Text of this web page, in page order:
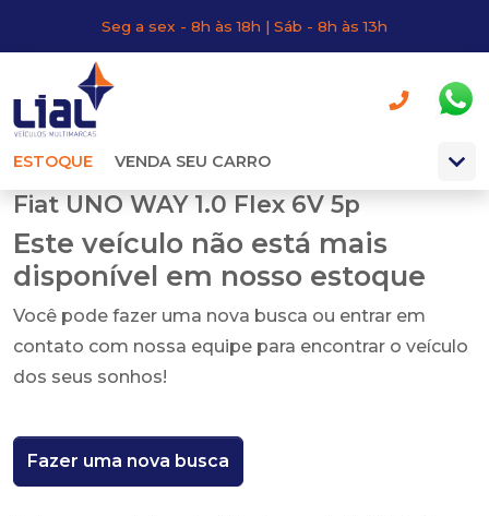
Seg a sex - 8h às 18h | Sáb - 8h às 13h
ESTOQUE VENDA SEU CARRO
Fiat UNO WAY 1.0 Flex 6V 5p
Este veículo não está mais
disponível em nosso estoque
Você pode fazer uma nova busca ou entrar em
contato com nossa equipe para encontrar o veículo
dos seus sonhos!
Fazer uma nova busca